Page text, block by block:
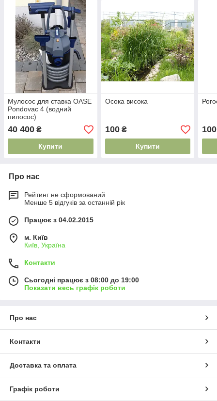
Мулосос для ставка OASE
Pondovac 4 (водний
пилосос)
40 400 ₴
Купити
Осока висока
100₴
Купити
100
Про нас
Рейтинг не сформований
Менше 5 відгуків за останній рік
Працює з 04.02.2015
м. Київ
Київ, Україна
Контакти
Сьогодні працює з 08:00 до 19:00
Показати весь графік роботи
Про нас
Контакти
Доставка та оплата
Графік роботи